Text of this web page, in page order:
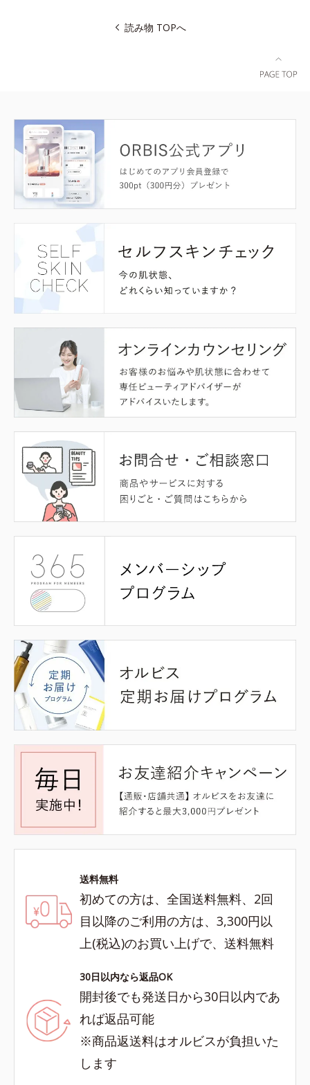
読み物 TOPへ
送料無料
初めての方は、全国送料無料、2回
目以降のご利用の方は、3,300円以
上(税込)のお買い上げで、送料無料
30日以内なら返品OK
開封後でも発送日から30日以内であ
れば返品可能
※商品返送料はオルビスが負担いた
します